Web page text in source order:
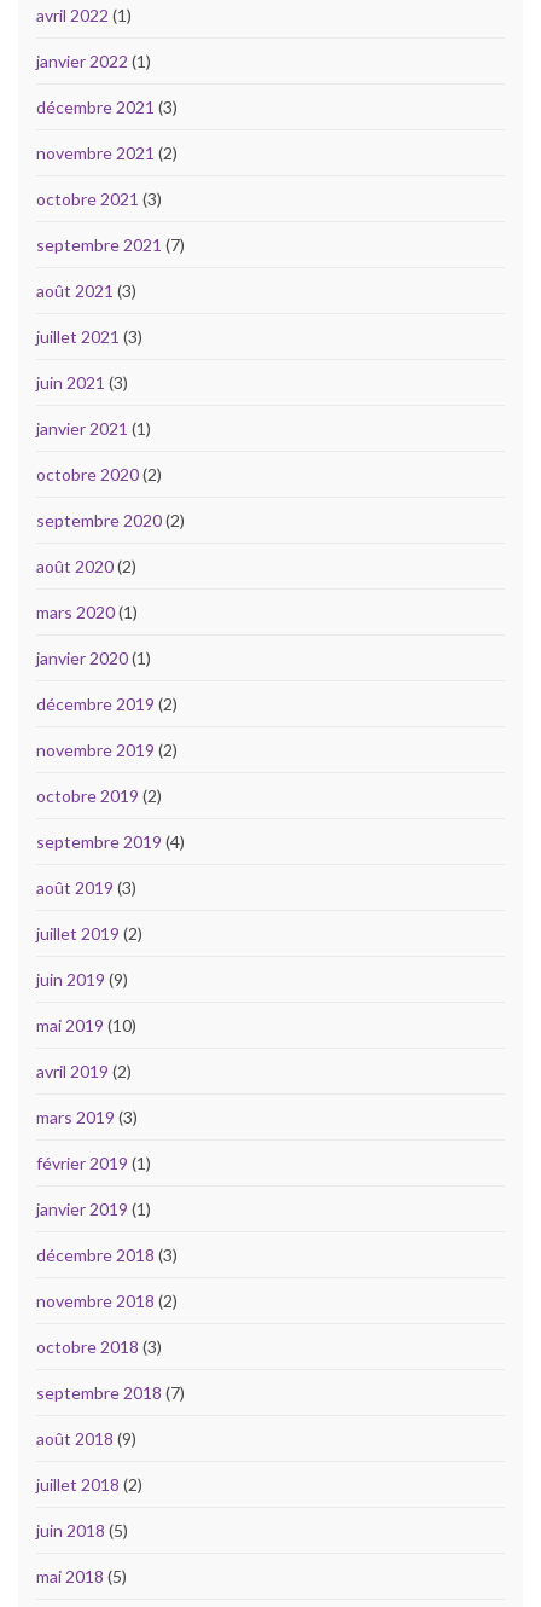
avril 2022 (1)
janvier 2022 (1)
décembre 2021 (3)
novembre 2021 (2)
octobre 2021 (3)
septembre 2021 (7)
août 2021 (3)
juillet 2021 (3)
juin 2021 (3)
janvier 2021 (1)
octobre 2020(2)
septembre 2020(2)
août 2020(2)
mars 2020(1)
janvier 2020(1)
décembre 2019 (2)
novembre 2019 (2)
octobre 2019 (2)
septembre 2019 (4)
août 2019 (3)
juillet 2019 (2)
juin 2019 (9)
mai 2019 (10)
avril 2019 (2)
mars 2019 (3)
février 2019 (1)
janvier 2019 (1)
décembre 2018 (3)
novembre 2018 (2)
octobre 2018 (3)
septembre 2018 (7)
août 2018 (9)
juillet 2018 (2)
juin 2018 (5)
mai 2018 (5)